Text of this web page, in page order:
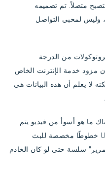
متصلاً. تم تصميمه
وليس لمحبي التواصل
من الدرجة
مزود خدمة الإنترنت الخاص
لا يعلم أن هذه البيانات هي
ما هو أسوأ من فيديو يتم
تحميله كل ثلاث ثوانٍ. توفر UFO VPN خطوطًا مخصصة للبث
سلسة حتى لو كان الخادم